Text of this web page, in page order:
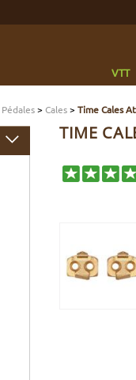
VTT
Pédales>Cales>Time Cales
TIME